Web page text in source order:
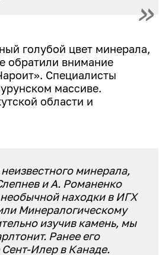
голубой цвет минерала,
обратили внимание
Специалисты
массиве.
области и
минерала,
и А. Романенко
находки в ИГХ
Минералогическому
изучив камень, мы
Ранее его
Илер в Канаде.